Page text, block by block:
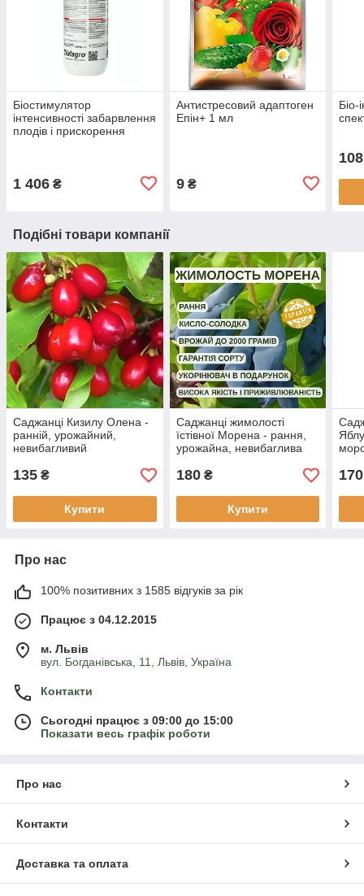
Біостимулятор
інтенсивності забарвлення
плодів і прискорення
1 406 ₴
Антистресовий адаптоген
Епін+ 1 мл
9₴
Біо-
108
Подібні товари компанії
Саджанці Кизилу Олена -
ранній, урожайний,
невибагливий
135 ₴
Купити
Саджанці жимолості
їстівної Морена - рання,
урожайна, невибаглива
180₴
Купити
170
Про нас
100% позитивних з 1585 відгуків за рік
Працює з 04.12.2015
м. Львів
вул. Богданівська, 11, Львів, Україна
Контакти
Сьогодні працює з 09:00 до 15:00
Показати весь графік роботи
Про нас
Контакти
Доставка та оплата